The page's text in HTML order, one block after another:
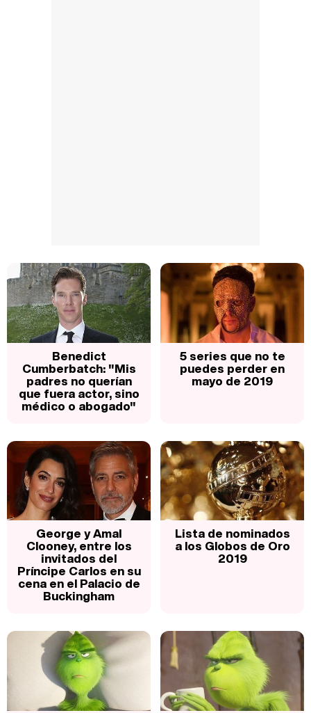
Benedict
Cumberbatch: "Mis
padres no querían
que fuera actor, sino
médico o abogado"
5 series que no te
puedes perder en
mayo de 2019
George y Amal
Clooney, entre los
invitados del
Príncipe Carlos en su
cena en el Palacio de
Buckingham
Lista de nominados
a los Globos de Oro
2019